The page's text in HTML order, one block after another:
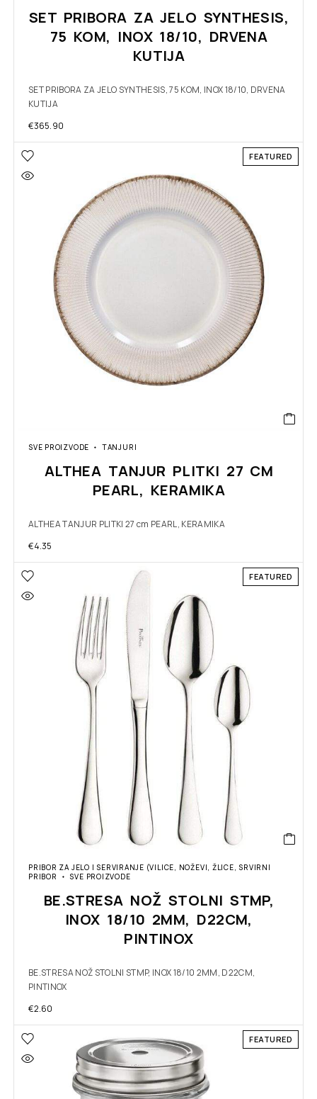
SET PRIBORA ZA JELO SYNTHESIS,
75 KOM, INOX 18/10, DRVENA
KUTIJA
SET PRIBORA ZA JELO SYNTHESIS, 75 KOM, INOX 18/10, DRVENA
KUTIJA
€365.90
FEATURED
SVE PROIZVODE TANJURI
ALTHEA TANJUR PLITKI 27 CM
PEARL, KERAMIKA
ALTHEA TANJUR PLITKI 27 cm PEARL, KERAMIKA
€4.35
FEATURED
PRIBOR ZA JELO I SERVIRANJE (VILICE, NOŽEVI, ŽLICE, SRVIRNI
PRIBOR
SVE PROIZVODE
BE.STRESA NOŽ STOLNI STMP,
INOX 18/10 2MM, D22CM,
PINTINOX
BE.STRESA NOŽ STOLNI STMP, INOX 18/10 2MM, D22CM,
PINTINOX
€2.60
FEATURED